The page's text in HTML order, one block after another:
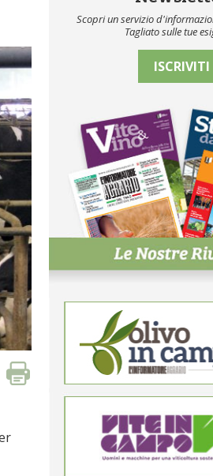
Scopri un servizio
Tagliato sulle tue
ISCRIVITI